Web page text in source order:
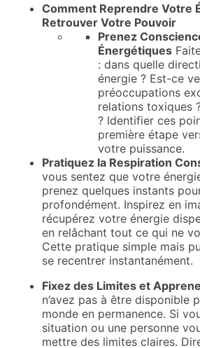
Comment Reprendre Votre
Retrouver Votre Pouvoir
Prenez
Énergétiques
: dans quelle
énergie ? Est-ce
préoccupations
relations toxiques
? Identifier ces
première étape
votre puissance.
Pratiquez la Respiration
vous sentez que votre
prenez quelques instants
profondément. Inspirez en
récupérez votre énergie
en relâchant tout ce qui ne
Cette pratique simple mais
se recentrer instantanément.
Fixez des Limites et
n’avez pas à être disponible
monde en permanence. Si
situation ou une personne
mettre des limites claires.